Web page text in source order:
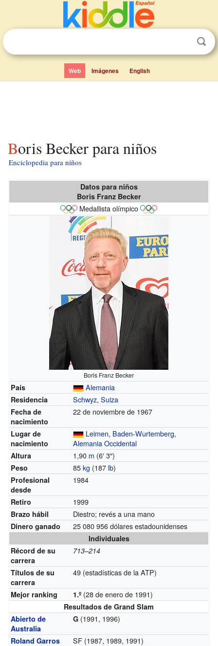
Web Imágenes English
Boris Becker para niños
Enciclopedia para niños
Datos para niños
Boris Franz Becker
Medallista olímpico
Boris Franz Becker
País Alemania
Residencia Schwyz,Suiza
Fecha de
nacimiento
22 de noviembre de 1967
Lugar de
nacimiento
Leimen, Baden-Wurtemberg,
Alemania Occidental
Altura 1,90 m (6′3″)
Peso 85kg (187 lb)
Profesional
desde
1984
Retiro 1999
Brazo hábil Diestro; revés a una mano
Dinero ganado 25 080 956 dólares estadounidenses
Individuales
Récord de su
carrera
713–214
Títulos de su
carrera
49 (estadísticas de la ATP)
Mejor ranking 1.º (28 de enero de 1991)
Resultados de Grand Slam
Abierto de
Australia
G (1991, 1996)
Roland Garros SF (1987, 1989, 1991)